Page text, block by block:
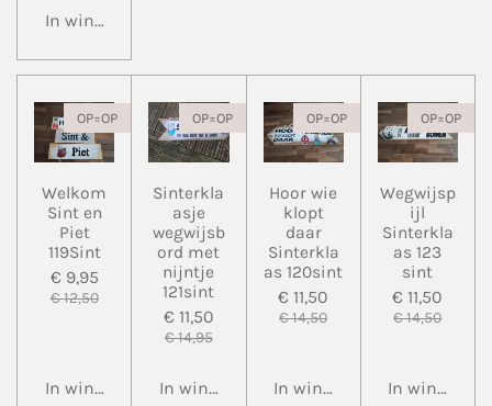
In winkelwagen
OP=OP
Welkom
Sint en
Piet
119Sint
€ 9,95
€ 12,50
In winkelwagen
OP=OP
Sinterkla
asje
wegwijsb
ord met
nijntje
121sint
€ 11,50
€ 14,95
In winkelwagen
OP=OP
Hoor wie
klopt
daar
Sinterkla
as 120sint
€ 11,50
€ 14,50
In winkelwagen
OP=OP
Wegwijsp
ijl
Sinterkla
as 123
sint
€ 11,50
€ 14,50
In